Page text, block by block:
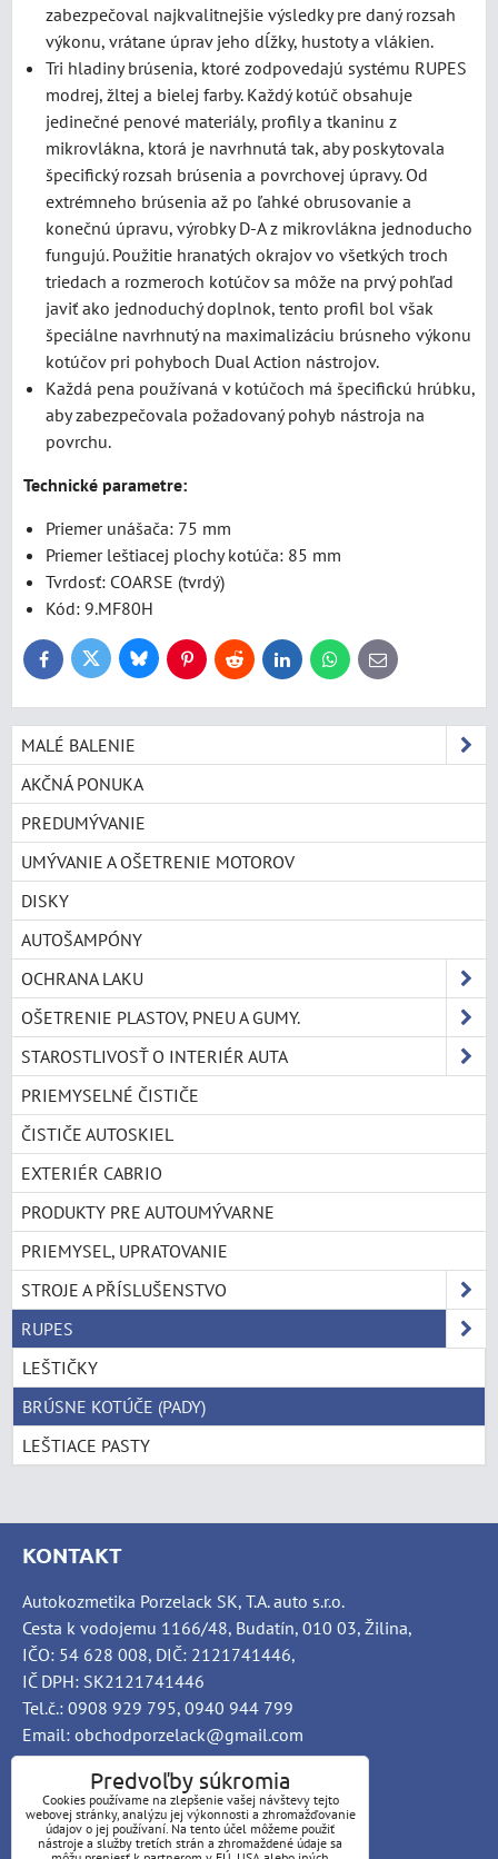
zabezpečoval najkvalitnejšie výsledky pre daný rozsah
výkonu, vrátane úprav jeho dĺžky, hustoty a vlákien.
Tri hladiny brúsenia, ktoré zodpovedajú systému RUPES
modrej, žltej a bielej farby. Každý kotúč obsahuje
jedinečné penové materiály, profily a tkaninu z
mikrovlákna, ktorá je navrhnutá tak, aby poskytovala
špecifický rozsah brúsenia a povrchovej úpravy. Od
extrémneho brúsenia až po ľahké obrusovanie a
konečnú úpravu, výrobky D-A z mikrovlákna jednoducho
fungujú. Použitie hranatých okrajov vo všetkých troch
triedach a rozmeroch kotúčov sa môže na prvý pohľad
javiť ako jednoduchý doplnok, tento profil bol však
špeciálne navrhnutý na maximalizáciu brúsneho výkonu
kotúčov pri pohyboch Dual Action nástrojov.
Každá pena používaná v kotúčoch má špecifickú hrúbku,
aby zabezpečovala požadovaný pohyb nástroja na
povrchu.
Technické parametre:
Priemer unášača: 75 mm
Priemer leštiacej plochy kotúča: 85 mm
Tvrdosť: COARSE (tvrdý)
Kód: 9.MF80H
FacebookTwitter BlueskyPinterestReddit LinkedInWhatsApp
E-
mail
MALÉ BALENIE
AKČNÁ PONUKA
PREDUMÝVANIE
UMÝVANIE A OŠETRENIE MOTOROV
DISKY
AUTOŠAMPÓNY
OCHRANA LAKU
OŠETRENIE PLASTOV, PNEU A GUMY.
STAROSTLIVOSŤ O INTERIÉR AUTA
PRIEMYSELNÉ ČISTIČE
ČISTIČE AUTOSKIEL
EXTERIÉR CABRIO
PRODUKTY PRE AUTOUMÝVARNE
PRIEMYSEL, UPRATOVANIE
STROJE A PŘÍSLUŠENSTVO
RUPES
LEŠTIČKY
BRÚSNE KOTÚČE (PADY)
LEŠTIACE PASTY
KONTAKT
Autokozmetika Porzelack SK, T.A. auto s.r.o.
Cesta k vodojemu 1166/48, Budatín, 010 03, Žilina,
IČO: 54 628 008, DIČ: 2121741446,
IČ DPH: SK2121741446
Tel.č.: 0908 929 795, 0940 944 799
Email: obchodporzelack@gmail.com
INFO
Predvoľby súkromia
Cookies používame na zlepšenie vašej návštevy tejto
webovej stránky, analýzu jej výkonnosti a zhromažďovanie
údajov o jej používaní. Na tento účel môžeme použiť
nástroje a služby tretích strán a zhromaždené údaje sa